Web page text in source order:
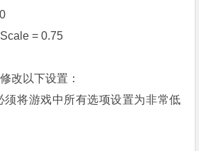
= 0.75
改以下设置：
须将游戏中所有选项设置为非常低